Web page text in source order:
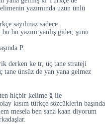
yazımında uzun ünlü
sayılmaz sadece.
bu yazım yanlış gider, şunu
P.
derken ke tr, üç tane strateji
ünsüz de yan yana gelmez
hiçbir kelime ğ ile
kısım türkçe sözcüklerin başında
mesela ben sana kaan diyorum